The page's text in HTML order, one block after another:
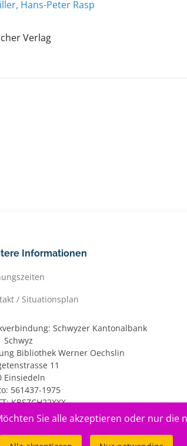
Hans-Peter Rasp
Verlag
Informationen
/ Situationsplan
Schwyzer Kantonalbank
Schwyz
Bibliothek Werner Oechslin
11
Einsiedeln
561437-1975
KBSZCH22XXX
CH20 0077 7005 6143 7197 5
Sie alle akzeptieren oder nur die